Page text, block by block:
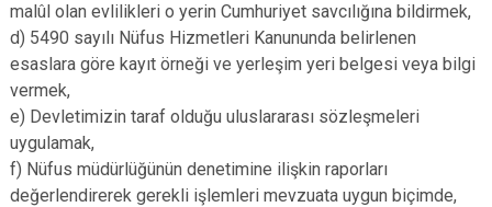
malûl olan evlilikleri o yerin Cumhuriyet savcılığına bildirmek,
d) 5490 sayılı Nüfus Hizmetleri Kanununda belirlenen
esaslara göre kayıt örneği ve yerleşim yeri belgesi veya bilgi
vermek,
e) Devletimizin taraf olduğu uluslararası sözleşmeleri
uygulamak,
f) Nüfus müdürlüğünün denetimine ilişkin raporları
değerlendirerek gerekli işlemleri mevzuata uygun biçimde,